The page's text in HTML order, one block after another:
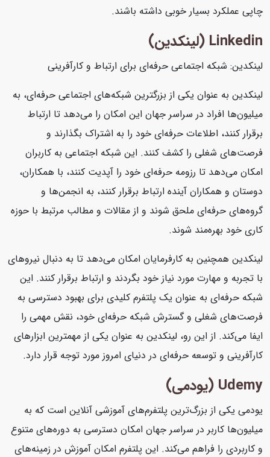
چاپی عملکرد بسیار خوبی داشته باشند.
Linkedin (لینکدین)
لینکدین: شبکه اجتماعی حرفه‌ای برای ارتباط و کارآفرینی
لینکدین به عنوان یکی از بزرگترین شبکه‌های اجتماعی حرفه‌ای، به
میلیون‌ها افراد در سراسر جهان این امکان را می‌دهد تا ارتباط
برقرار کنند، اطلاعات حرفه‌ای خود را به اشتراک بگذارند و
فرصت‌های شغلی را کشف کنند. این شبکه اجتماعی به کاربران
امکان می‌دهد تا رزومه حرفه‌ای خود را آپدیت کنند، با همکاران،
دوستان و همکاران آینده ارتباط برقرار کنند، به انجمن‌ها و
گروه‌های حرفه‌ای ملحق شوند و از مقالات و مطالب مرتبط با حوزه
کاری خود بهره‌مند شوند.
لینکدین همچنین به کارفرمایان امکان می‌دهد تا به دنبال نیروهای
با تجربه و مهارت مورد نیاز خود بگردند و ارتباط برقرار کنند. این
شبکه حرفه‌ای به عنوان یک پلتفرم کلیدی برای بهبود دسترسی به
فرصت‌های شغلی و گسترش شبکه حرفه‌ای خود، نقش مهمی را
ایفا می‌کند. از این رو، لینکدین به عنوان یکی از مهمترین ابزارهای
کارآفرینی و توسعه حرفه‌ای در دنیای امروز مورد توجه قرار دارد.
Udemy (یودمی)
یودمی یکی از بزرگ‌ترین پلتفرم‌های آموزشی آنلاین است که به
میلیون‌ها کاربر در سراسر جهان امکان دسترسی به دوره‌های متنوع
و کاربردی را فراهم می‌کند. این پلتفرم امکان آموزش در زمینه‌های